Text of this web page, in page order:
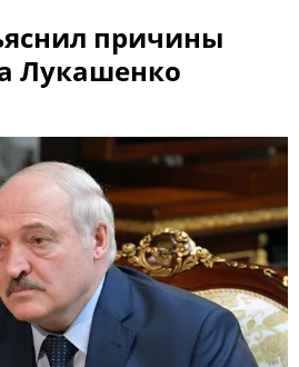
причины
Лукашенко